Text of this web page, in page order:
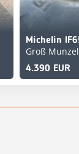
Groß Munzel
4.390 EUR